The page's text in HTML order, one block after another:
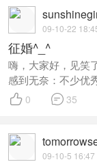
09-10-22
征婚^_^
嗨，大家好，见笑
感到无奈：不少优
 0  35
09-10-5 16:47